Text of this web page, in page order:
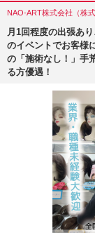
NAO-ART株式会社（株
月1回程度の出張あ
のイベントでお客様
の「施術なし！」手
る方優遇！